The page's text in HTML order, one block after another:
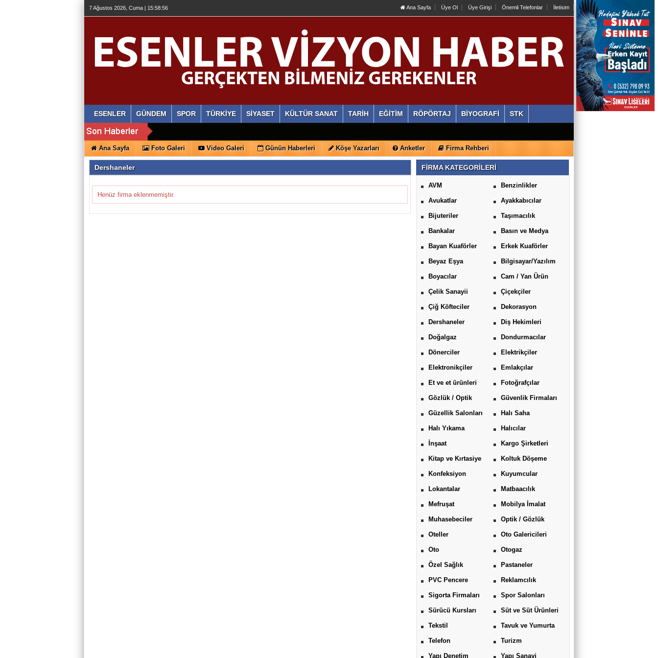
7 Ağustos 2026, Cuma | 15:58:57 Ana Sayfa Üye Ol Üye Girişi Önemli Telefonlar İletisim
ESENLER GÜNDEM SPOR TÜRKİYE SİYASET KÜLTÜR SANAT TARİH EĞİTİM RÖPÖRTAJ BİYOGRAFİ STK
Ana Sayfa Foto Galeri Video Galeri Günün Haberleri Köşe Yazarları Anketler Firma Rehberi
Dershaneler
Henüz firma eklenmemiştir.
FİRMA KATEGORİLERİ
AVM Benzinlikler
Avukatlar Ayakkabıcılar
Bijuteriler Taşımacılık
Bankalar Basın ve Medya
Bayan Kuaförler Erkek Kuaförler
Beyaz Eşya Bilgisayar/Yazılım
Boyacılar Cam / Yan Ürün
Çelik Sanayii Çiçekçiler
Çiğ Köfteciler Dekorasyon
Dershaneler Diş Hekimleri
Doğalgaz Dondurmacılar
Dönerciler Elektrikçiler
Elektronikçiler Emlakçılar
Et ve et ürünleri Fotoğrafçılar
Gözlük / Optik Güvenlik Firmaları
Güzellik Salonları Halı Saha
Halı Yıkama Halıcılar
İnşaat Kargo Şirketleri
Kitap ve Kırtasiye Koltuk Döşeme
Konfeksiyon Kuyumcular
Lokantalar Matbaacılık
Mefruşat Mobilya İmalat
Muhasebeciler Optik / Gözlük
Oteller Oto Galericileri
Oto Otogaz
Özel Sağlık Pastaneler
PVC Pencere Reklamcılık
Sigorta Firmaları Spor Salonları
Sürücü Kursları Süt ve Süt Ürünleri
Tekstil Tavuk ve Yumurta
Telefon Turizm
Yapı Denetim Yapı Sanayi